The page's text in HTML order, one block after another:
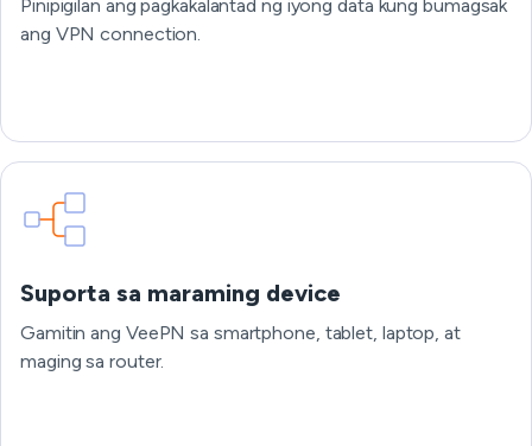
Pinipigilan ang pagkakalantad ng iyong data kung bumagsak
ang VPN connection.
Suporta sa maraming device
Gamitin ang VeePN sa smartphone, tablet, laptop, at
maging sa router.